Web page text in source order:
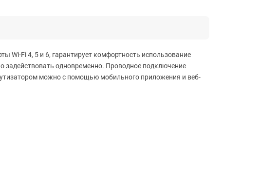
Wi-Fi 4, 5 и 6, гарантирует комфортность использование
задействовать одновременно. Проводное подключение
можно с помощью мобильного приложения и веб-